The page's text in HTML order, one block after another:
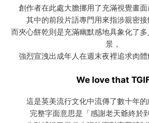
創作者在此處大膽挪用了充滿視覺畫面
其中的前段片語專門用來指涉親密接
而夾心餅乾則是充滿幽默感地具象化了
景，
強烈宣洩出成年人在週末夜裡追求肉體
We love that
這是英美流行文化中流傳了數十年的
完整字面意思是「感謝老天爺終於